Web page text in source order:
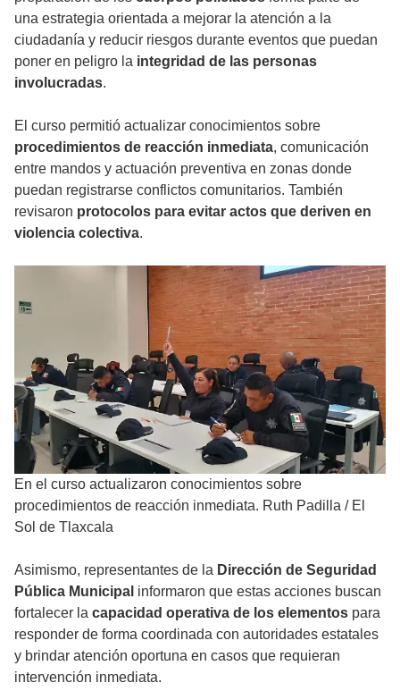
una estrategia orientada a mejorar la atención a la
ciudadanía y reducir riesgos durante eventos que puedan
poner en peligro la integridad de las personas
involucradas.
El curso permitió actualizar conocimientos sobre
procedimientos de reacción inmediata, comunicación
entre mandos y actuación preventiva en zonas donde
puedan registrarse conflictos comunitarios. También
revisaron protocolos para evitar actos que deriven en
violencia colectiva.
En el curso actualizaron conocimientos sobre
procedimientos de reacción inmediata. Ruth Padilla / El
Sol de Tlaxcala
Asimismo, representantes de la Dirección de Seguridad
Pública Municipal informaron que estas acciones buscan
fortalecer la capacidad operativa de los elementos para
responder de forma coordinada con autoridades estatales
y brindar atención oportuna en casos que requieran
intervención inmediata.